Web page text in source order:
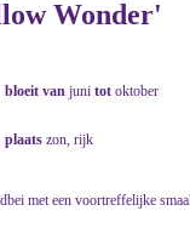
Wonder'
bloeit van juni tot oktober
plaats zon, rijk
met een voortreffelijke